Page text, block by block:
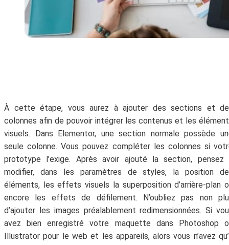
À cette étape, vous aurez à ajouter des sections et
colonnes afin de pouvoir intégrer les contenus et les
visuels. Dans Elementor, une section normale possède
seule colonne. Vous pouvez compléter les colonnes si
prototype l’exige. Après avoir ajouté la section, pensez
modifier, dans les paramètres de styles, la position
éléments, les effets visuels la superposition d’arrière-plan
encore les effets de défilement. N’oubliez pas non
d’ajouter les images préalablement redimensionnées. Si
avez bien enregistré votre maquette dans Photoshop
Illustrator pour le web et les appareils, alors vous n’avez